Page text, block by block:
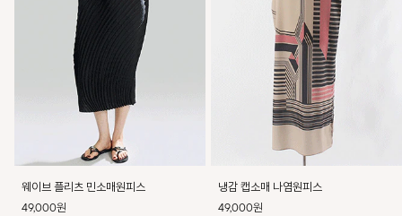
웨이브 플리츠 민소매원피스
49,000원
냉감 캡소매 나염원피스
49,000원